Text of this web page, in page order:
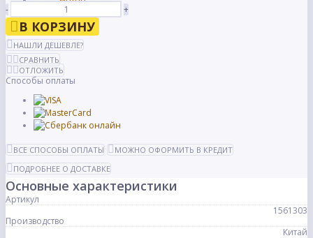
-
+
В КОРЗИНУ
НАШЛИ ДЕШЕВЛЕ?
СРАВНИТЬ
ОТЛОЖИТЬ
Способы оплаты
ВСЕ СПОСОБЫ ОПЛАТЫ
МОЖНО ОФОРМИТЬ В КРЕДИТ
ПОДРОБНЕЕ О ДОСТАВКЕ
Основные характеристики
Артикул
1561303
Производство
Китай